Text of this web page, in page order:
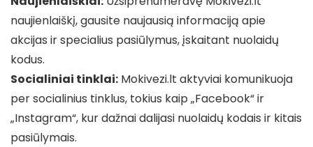
naujienlaiškį, gausite naujausią informaciją apie
akcijas ir specialius pasiūlymus, įskaitant nuolaidų
kodus.
Socialiniai tinklai: Mokivezi.lt aktyviai komunikuoja
per socialinius tinklus, tokius kaip „Facebook“ ir
„Instagram“, kur dažnai dalijasi nuolaidų kodais ir kitais
pasiūlymais.